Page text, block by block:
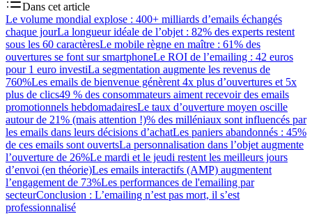
Dans cet article
Le volume mondial explose : 400+ milliards d’emails échangés
chaque jourLa longueur idéale de l’objet : 82% des experts restent
sous les 60 caractèresLe mobile règne en maître : 61% des
ouvertures se font sur smartphoneLe ROI de l’emailing : 42 euros
pour 1 euro investiLa segmentation augmente les revenus de
760%Les emails de bienvenue génèrent 4x plus d’ouvertures et 5x
plus de clics49 % des consommateurs aiment recevoir des emails
promotionnels hebdomadairesLe taux d’ouverture moyen oscille
autour de 21% (mais attention !)% des milléniaux sont influencés par
les emails dans leurs décisions d’achatLes paniers abandonnés : 45%
de ces emails sont ouvertsLa personnalisation dans l’objet augmente
l’ouverture de 26%Le mardi et le jeudi restent les meilleurs jours
d’envoi (en théorie)Les emails interactifs (AMP) augmentent
l’engagement de 73%Les performances de l'emailing par
secteurConclusion : L’emailing n’est pas mort, il s’est
professionnalisé